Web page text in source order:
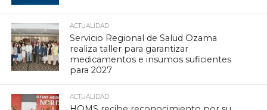
ACTUALIDAD
Servicio Regional de Salud Ozama
realiza taller para garantizar
medicamentos e insumos suficientes
para 2027
ACTUALIDAD